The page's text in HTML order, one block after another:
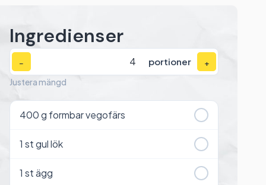
Ingredienser
− portioner
+
Justera mängd
400g formbar vegofärs
1 st gul lök
1 st ägg